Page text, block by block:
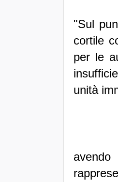
"Sul
cortile
per le
unità